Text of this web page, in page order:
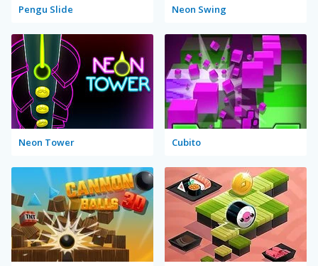
Pengu Slide Neon Swing
Neon Tower Cubito